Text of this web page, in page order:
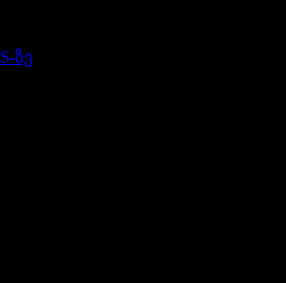
ზე